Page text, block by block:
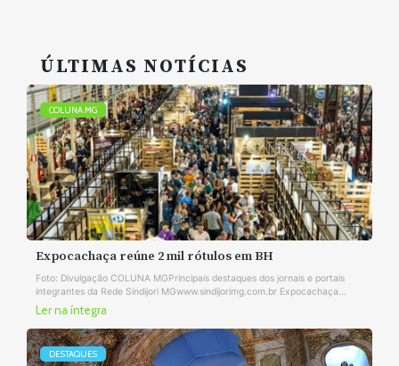
ÚLTIMAS NOTÍCIAS
COLUNA MG
Expocachaça reúne 2 mil rótulos em BH
Foto: Divulgação COLUNA MGPrincipais destaques dos jornais e portais
integrantes da Rede Sindijori MGwww.sindijorimg.com.br Expocachaça...
Ler na íntegra
DESTAQUES